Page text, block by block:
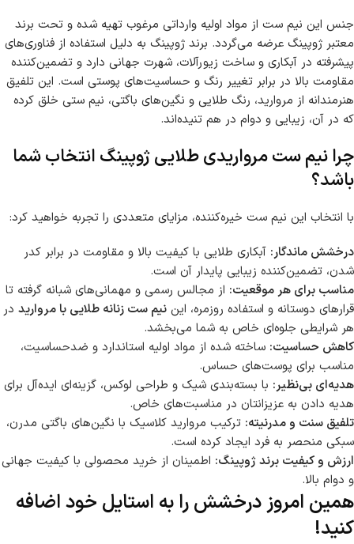
جنس این نیم ست از مواد اولیه وارداتی مرغوب تهیه شده و تحت برند
معتبر ژوپینگ عرضه می‌گردد. برند ژوپینگ به دلیل استفاده از فناوری‌های
پیشرفته در آبکاری و ساخت زیورآلات، شهرت جهانی دارد و تضمین‌کننده
مقاومت بالا در برابر تغییر رنگ و حساسیت‌های پوستی است. این تلفیق
هنرمندانه از مروارید، رنگ طلایی و نگین‌های باگتی، نیم ستی خلق کرده
که در آن، زیبایی و دوام در هم تنیده‌اند.
چرا نیم ست مرواریدی طلایی ژوپینگ انتخاب شما
باشد؟
با انتخاب این نیم ست خیره‌کننده، مزایای متعددی را تجربه خواهید کرد:
درخشش ماندگار: آبکاری طلایی با کیفیت بالا و مقاومت در برابر کدر
شدن، تضمین‌کننده زیبایی پایدار آن است.
مناسب برای هر موقعیت: از مجالس رسمی و مهمانی‌های شبانه گرفته تا
قرارهای دوستانه و استفاده روزمره، این نیم ست زنانه طلایی با مروارید در
هر شرایطی جلوه‌ای خاص به شما می‌بخشد.
کاهش حساسیت: ساخته شده از مواد اولیه استاندارد و ضدحساسیت،
مناسب برای پوست‌های حساس.
هدیه‌ای بی‌نظیر: با بسته‌بندی شیک و طراحی لوکس، گزینه‌ای ایده‌آل برای
هدیه دادن به عزیزانتان در مناسبت‌های خاص.
تلفیق سنت و مدرنیته: ترکیب مروارید کلاسیک با نگین‌های باگتی مدرن،
سبکی منحصر به فرد ایجاد کرده است.
ارزش و کیفیت برند ژوپینگ: اطمینان از خرید محصولی با کیفیت جهانی
و دوام بالا.
همین امروز درخشش را به استایل خود اضافه
کنید!